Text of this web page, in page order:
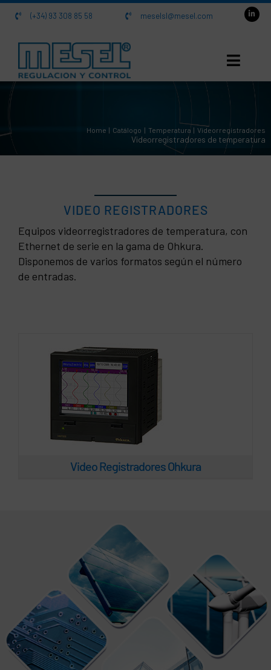
Saltar
(+34) 93 308 85 58 meselsl@mesel.com
ACTUALIDAD
CONTACTO
Home Catálogo Temperatura Videorregistradores
Videorregistradores de temperatura
VIDEO REGISTRADORES
Equipos videorregistradores de temperatura, con
Ethernet de serie en la gama de Ohkura.
Disponemos de varios formatos según el número
de entradas.Video Registradores Ohkura
Video Registradores Ohkura